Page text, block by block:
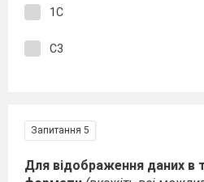
1С
С3
Запитання 5
Для відображення даних в